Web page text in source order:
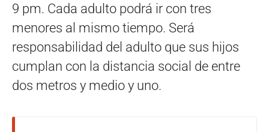
9 pm. Cada adulto podrá ir con tres
menores al mismo tiempo. Será
responsabilidad del adulto que sus hijos
cumplan con la distancia social de entre
dos metros y medio y uno.